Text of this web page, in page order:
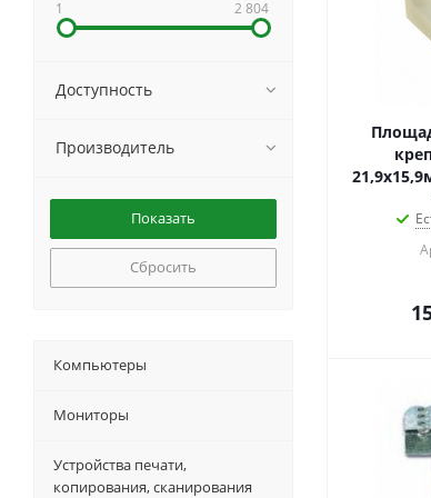
1 2 804
Доступность
Производитель
Сбросить
Компьютеры
Мониторы
Устройства печати,
копирования, сканирования